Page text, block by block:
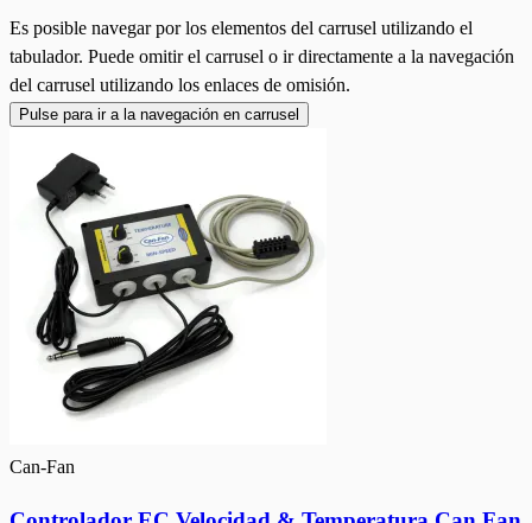
Es posible navegar por los elementos del carrusel utilizando el
tabulador. Puede omitir el carrusel o ir directamente a la navegación
del carrusel utilizando los enlaces de omisión.
Pulse para ir a la navegación en carrusel
Can-Fan